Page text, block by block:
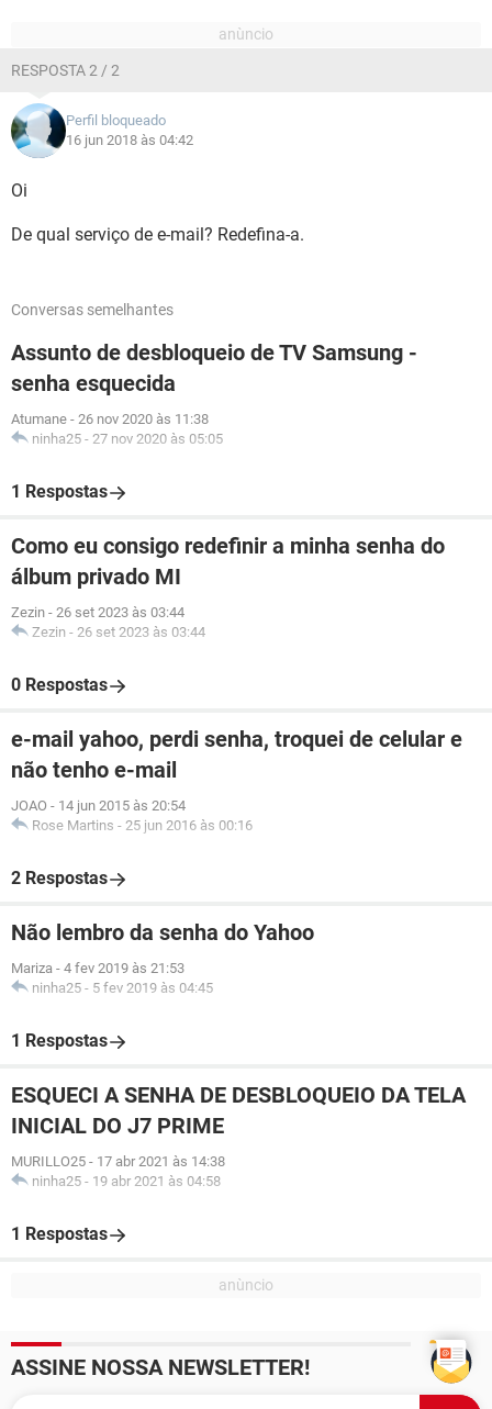
RESPOSTA 2 / 2
Perfil bloqueado
16 jun 2018 às 04:42
Oi
De qual serviço de e-mail? Redefina-a.
Conversas semelhantes
Assunto de desbloqueio de TV Samsung -
senha esquecida
Atumane - 26 nov 2020 às 11:38
ninha25 - 27 nov 2020 às 05:05
1 Respostas
Como eu consigo redefinir a minha senha do
álbum privado MI
Zezin - 26 set 2023 às 03:44
Zezin - 26 set 2023 às 03:44
0 Respostas
e-mail yahoo, perdi senha, troquei de celular e
não tenho e-mail
JOAO - 14 jun 2015 às 20:54
Rose Martins - 25 jun 2016 às 00:16
2 Respostas
Não lembro da senha do Yahoo
Mariza - 4 fev 2019 às 21:53
ninha25 - 5 fev 2019 às 04:45
1 Respostas
ESQUECI A SENHA DE DESBLOQUEIO DA TELA
INICIAL DO J7 PRIME
MURILLO25 - 17 abr 2021 às 14:38
ninha25 - 19 abr 2021 às 04:58
1 Respostas
ASSINE NOSSA NEWSLETTER!